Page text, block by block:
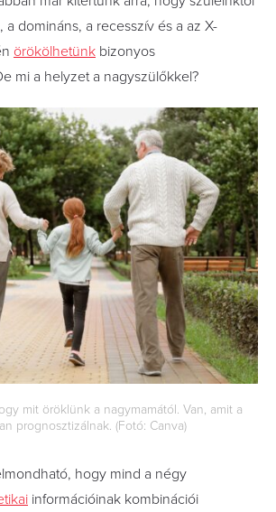
domináns, a recesszív és a az X-
örökölhetünk bizonyos
mi a helyzet a nagyszülőkkel?
mit öröklünk a nagymamától. Van, amit a
prognosztizálnak. (Fotó: Canva)
hogy mind a négy
információinak kombinációi